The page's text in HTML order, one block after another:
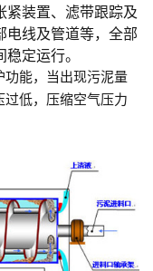
紧装置、滤带跟踪及
电线及管道等，全部
定运行。
功能，当出现污泥量
低，压缩空气压力